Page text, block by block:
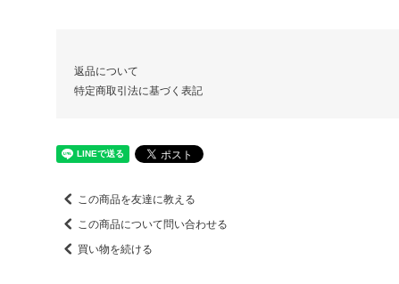
返品について
特定商取引法に基づく表記
この商品を友達に教える
この商品について問い合わせる
買い物を続ける